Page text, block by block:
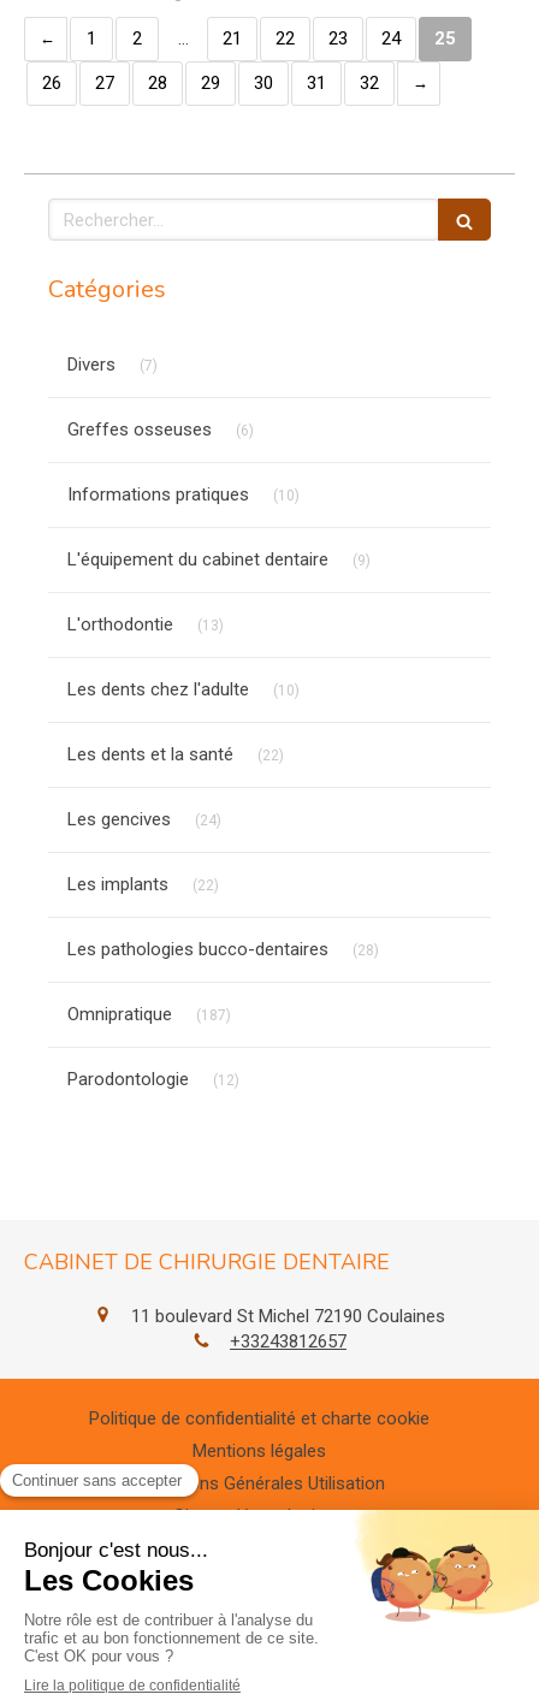
1 2 … 21 22 23 24 25
26 27 28 29 30 31 32
Rechercher
Catégories
Divers (7)
Greffes osseuses (6)
Informations pratiques (10)
L'équipement du cabinet dentaire (9)
L'orthodontie (13)
Les dents chez l'adulte (10)
Les dents et la santé (22)
Les gencives (24)
Les implants (22)
Les pathologies bucco-dentaires (28)
Omnipratique (187)
Parodontologie (12)
CABINET DE CHIRURGIE DENTAIRE
11 boulevard St Michel 72190 Coulaines
+33243812657
Politique de confidentialité et charte cookie
Mentions légales
Conditions Générales Utilisation
Charte déontologique
Annuaires chirurgiens dentistes
Hygiène & Asepsie
Honoraire & remboursement
Rechercher